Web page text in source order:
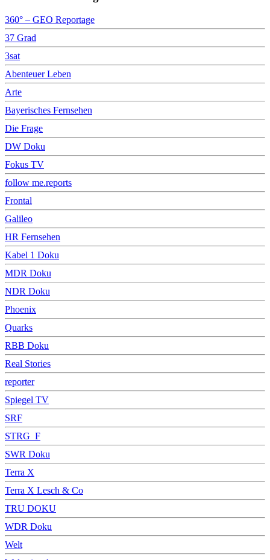
360° – GEO Reportage
37 Grad
3sat
Abenteuer Leben
Arte
Bayerisches Fernsehen
Die Frage
DW Doku
Fokus TV
follow me.reports
Frontal
Galileo
HR Fernsehen
Kabel 1 Doku
MDR Doku
NDR Doku
Phoenix
Quarks
RBB Doku
Real Stories
reporter
Spiegel TV
SRF
STRG_F
SWR Doku
Terra X
Terra X Lesch & Co
TRU DOKU
WDR Doku
Welt